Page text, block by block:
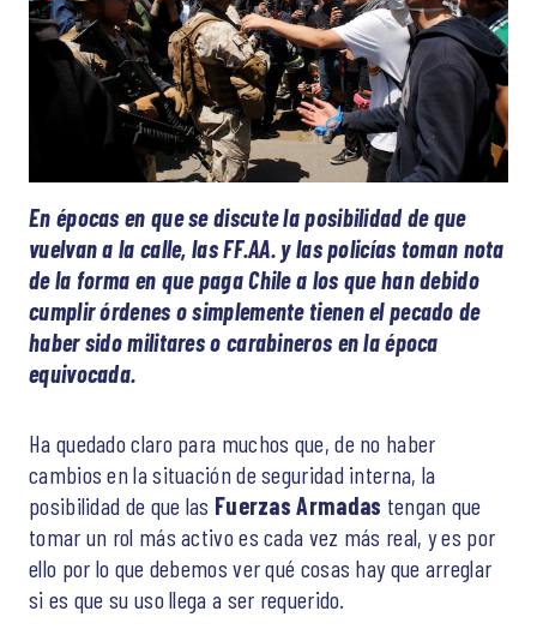
En épocas en que se discute la posibilidad de que
vuelvan a la calle, las FF.AA. y las policías toman nota
de la forma en que paga Chile a los que han debido
cumplir órdenes o simplemente tienen el pecado de
haber sido militares o carabineros en la época
equivocada.
Ha quedado claro para muchos que, de no haber
cambios en la situación de seguridad interna, la
posibilidad de que las Fuerzas Armadas tengan que
tomar un rol más activo es cada vez más real, y es por
ello por lo que debemos ver qué cosas hay que arreglar
si es que su uso llega a ser requerido.